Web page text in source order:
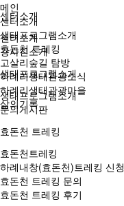
센터소개
센터소개
강사진소개
생태프로그램소개
생태프로그램소개
문의게시판
효돈천 트레킹
효돈천트레킹
하례내창(효돈천)트레킹 신청
효돈천 트레킹 문의
효돈천 트레킹 후기
메인
센터소개
생태프로그램소개
효돈천 트레킹
고살리숲길 탐방
하례리생태관광소식
하례리생태관광마을
삶의기록